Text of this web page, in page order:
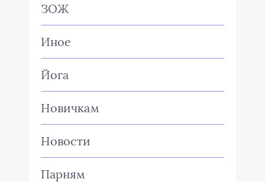
ЗОЖ
Иное
Йога
Новичкам
Новости
Парням